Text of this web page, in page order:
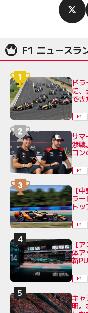
F1 ニュースラ
ド
に
でき
F1
サマ
渉
コ
F1
【
ラ
ト
F1
【
体ア
新
F1
キ
明